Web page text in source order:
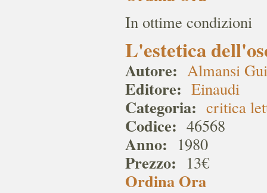
In ottime condizioni
L'estetica
Autore: Almansi
Editore: Einaudi
Categoria: critica
Codice: 46568
Anno: 1980
Prezzo: 13€
Ordina Ora